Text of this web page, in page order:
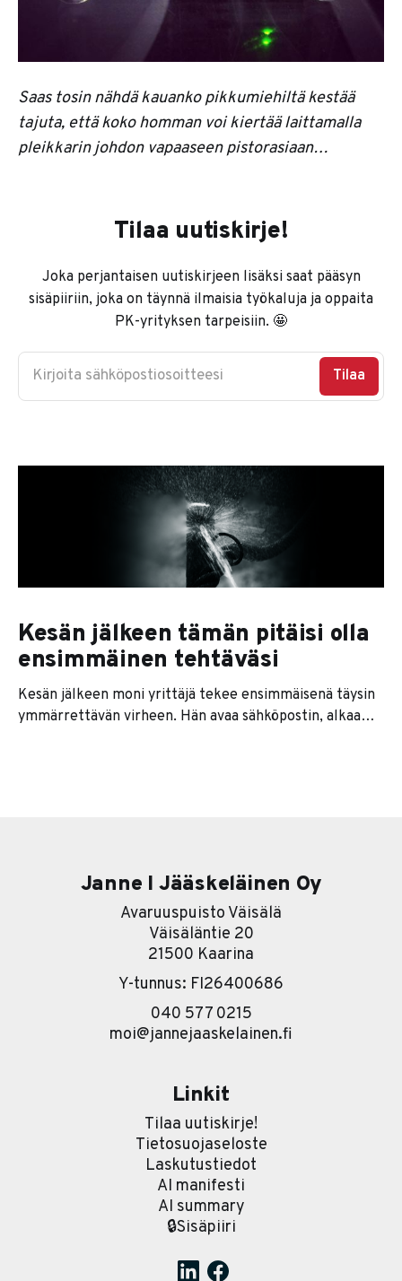
Saas tosin nähdä kauanko pikkumiehiltä kestää
tajuta, että koko homman voi kiertää laittamalla
pleikkarin johdon vapaaseen pistorasiaan…
Tilaa uutiskirje!
Joka perjantaisen uutiskirjeen lisäksi saat pääsyn
sisäpiiriin, joka on täynnä ilmaisia työkaluja ja oppaita
PK-yrityksen tarpeisiin. 🤩
Kirjoita sähköpostiosoitteesi Tilaa
Kesän jälkeen tämän pitäisi olla
ensimmäinen tehtäväsi
Kesän jälkeen moni yrittäjä tekee ensimmäisenä täysin
ymmärrettävän virheen. Hän avaa sähköpostin, alkaa
Janne I Jääskeläinen Oy
Avaruuspuisto Väisälä
Väisäläntie 20
21500 Kaarina
Y-tunnus: FI26400686
040 577 0215
moi@jannejaaskelainen.fi
Linkit
Tilaa uutiskirje!
Tietosuojaseloste
Laskutustiedot
AI manifesti
AI summary
🔒Sisäpiiri